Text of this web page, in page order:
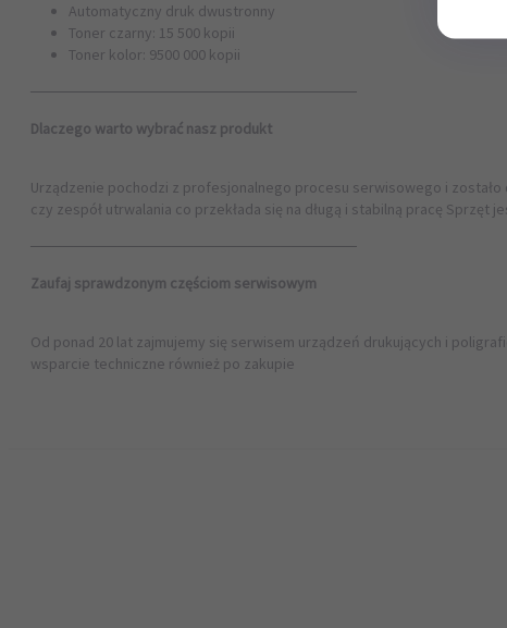
Automatyczny druk dwustronny
Toner czarny: 15 500 kopii
Toner kolor: 9500 000 kopii
──────────────────────────────
Dlaczego warto wybrać nasz produkt
Urządzenie pochodzi z profesjonalnego procesu serwisowego i
czy zespół utrwalania co przekłada się na długą i stabilną pracę
──────────────────────────────
Zaufaj sprawdzonym częściom serwisowym
Od ponad 20 lat zajmujemy się serwisem urządzeń drukujących i
wsparcie techniczne również po zakupie